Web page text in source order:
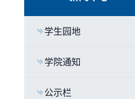
学生园地
学院通知
公示栏